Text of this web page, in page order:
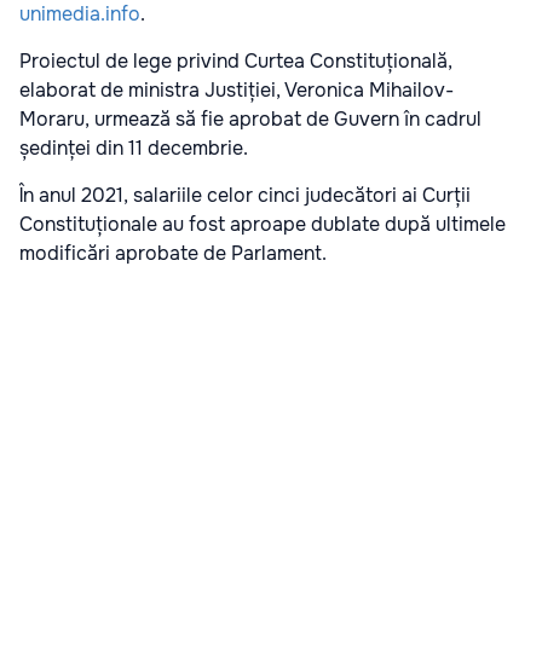
unimedia.info.
Proiectul de lege privind Curtea Constituțională,
elaborat de ministra Justiției, Veronica Mihailov-
Moraru, urmează să fie aprobat de Guvern în cadrul
ședinței din 11 decembrie.
În anul 2021, salariile celor cinci judecători ai Curții
Constituționale au fost aproape dublate după ultimele
modificări aprobate de Parlament.